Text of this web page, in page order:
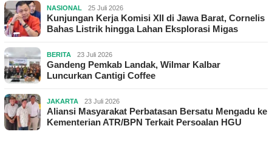
NASIONAL 25 Juli 2026
Kunjungan Kerja Komisi XII di Jawa Barat, Cornelis
Bahas Listrik hingga Lahan Eksplorasi Migas
BERITA 23 Juli 2026
Gandeng Pemkab Landak, Wilmar Kalbar
Luncurkan Cantigi Coffee
JAKARTA 23 Juli 2026
Aliansi Masyarakat Perbatasan Bersatu Mengadu ke
Kementerian ATR/BPN Terkait Persoalan HGU